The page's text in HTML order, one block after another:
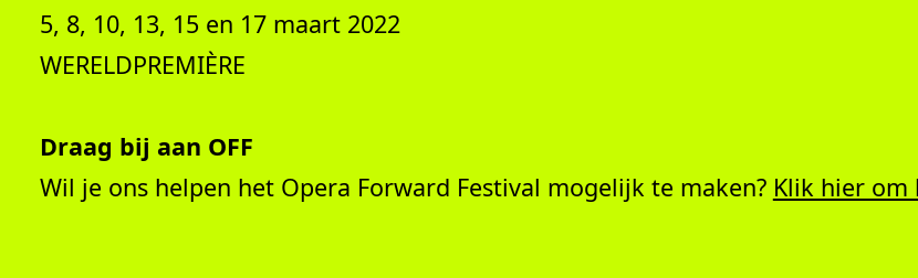
5, 8, 10, 13, 15 en 17 maart 2022
WERELDPREMIÈRE
Draag bij aan OFF
Wil je ons helpen het Opera Forward Festival mogelijk te maken? Klik hier om